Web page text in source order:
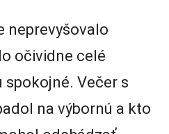
neprevyšovalo
očividne celé
spokojné. Večer s
na výbornú a kto